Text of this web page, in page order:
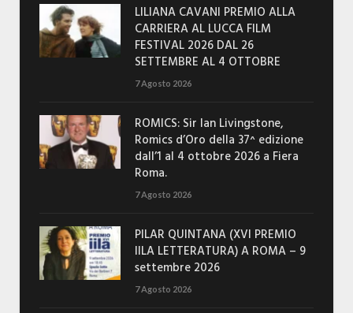
LILIANA CAVANI PREMIO ALLA
CARRIERA AL LUCCA FILM
FESTIVAL 2026 DAL 26
SETTEMBRE AL 4 OTTOBRE
7 Agosto 2026
ROMICS: Sir Ian Livingstone,
Romics d’Oro della 37^ edizione
dall’1 al 4 ottobre 2026 a Fiera
Roma.
7 Agosto 2026
PILAR QUINTANA (XVI PREMIO
IILA LETTERATURA) A ROMA – 9
settembre 2026
7 Agosto 2026